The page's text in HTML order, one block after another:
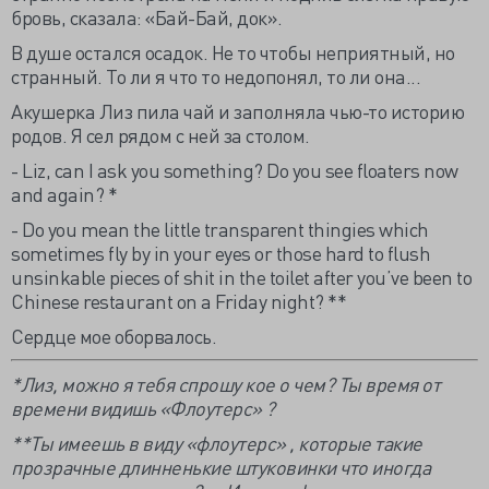
бровь, сказала: «Бай-Бай, док».
В душе остался осадок. Не то чтобы неприятный, но
странный. То ли я что то недопонял, то ли она...
Акушерка Лиз пила чай и заполняла чью-то историю
родов. Я сел рядом с ней за столом.
- Liz, can I ask you something? Do you see floaters now
and again? *
- Do you mean the little transparent thingies which
sometimes fly by in your eyes or those hard to flush
unsinkable pieces of shit in the toilet after you’ve been to
Chinese restaurant on a Friday night? **
Сердце мое оборвалось.
*Лиз, можно я тебя спрошу кое о чем? Ты время от
времени видишь «Флоутерс» ?
**Ты имеешь в виду «флоутерс» , которые такие
прозрачные длинненькие штуковинки что иногда